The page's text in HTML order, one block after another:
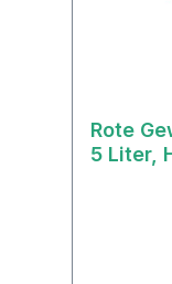
Rote
5 Liter,